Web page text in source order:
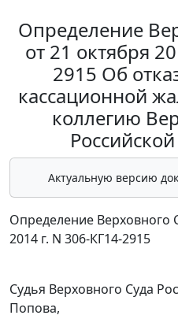
Определение
от 21 октября
2915 Об
кассационной
коллегию
Актуальную версию
Определение Верховного
2014 г. N 306-КГ14-2915
Судья Верховного Суда
Попова,